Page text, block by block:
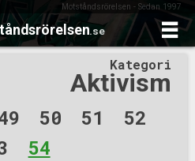
Motståndsrörelsen - Sedan 1997
.se
Kategori
Aktivism
50 51
52
54